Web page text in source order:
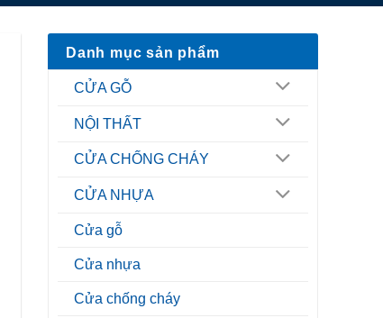
Danh mục sản phẩm
CỬA GỖ
NỘI THẤT
CỬA CHỐNG CHÁY
CỬA NHỰA
Cửa gỗ
Cửa nhựa
Cửa chống cháy